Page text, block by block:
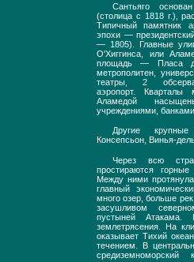
Сантьяго
(столица с 1818 г.),
Типичный памятник
эпохи —
— 1805). Главные
О'Хиггинса, или
площадь — Пласа
метрополитен,
театры, 2
аэропорт.
Аламедой
учреждениями,
Другие
Консепсьон, Винья-
Через всю
простираются
Между ними
главный
много озер, больше
засушливом
пустыней Атакама.
землетрясения. На
оказывает Тихий
течением. В